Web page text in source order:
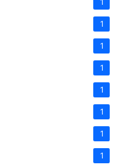
1
1
1
1
1
1
1
1